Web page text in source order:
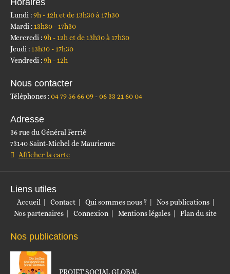
Lundi :9h - 12h et de 13h30 à 17h30
Mardi : 13h30 - 17h30
Mercredi :9h - 12h et de 13h30 à 17h30
Jeudi : 13h30 - 17h30
Vendredi :9h - 12h
Nous contacter
Téléphones :04 79 56 66 09 06 33 21 60 04
Adresse
36 rue du Général Ferrié
73140 Saint-Michel de Maurienne
Afficher la carte
Liens utiles
Accueil Contact Qui sommes nous ?
Nos publications
Nos partenaires
Connexion Mentions légales Plan du site
Nos publications
PROJET SOCIAL GLOBAL